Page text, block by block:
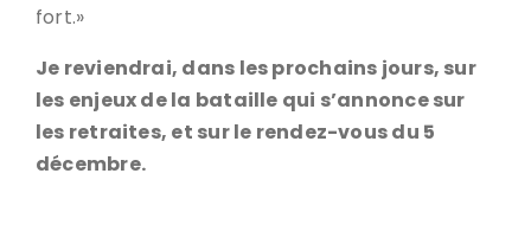
fort.»
Je reviendrai, dans les prochains jours, sur
les enjeux de la bataille qui s’annonce sur
les retraites, et sur le rendez-vous du 5
décembre.